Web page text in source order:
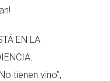
EN LA
tienen vino”,